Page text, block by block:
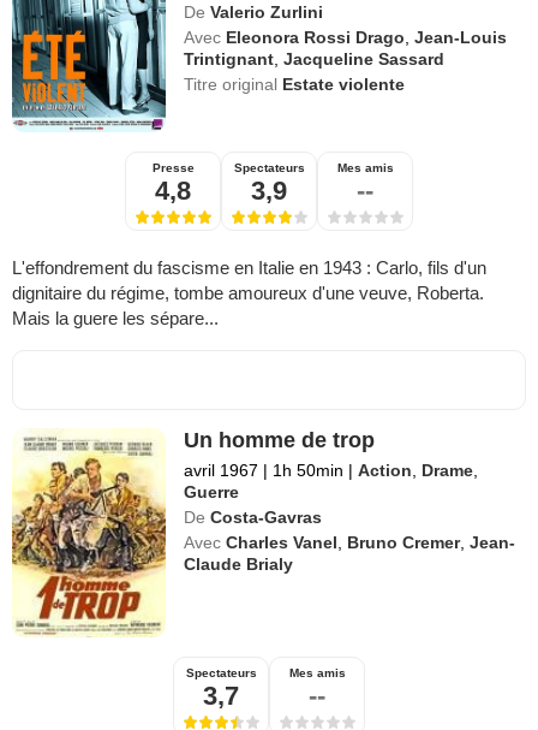
De Valerio Zurlini
Avec Eleonora Rossi Drago ,Jean-Louis
Trintignant ,Jacqueline Sassard
Titre original Estate violente
Presse
4,8
Spectateurs
3,9
Mes amis
--
L'effondrement du fascisme en Italie en 1943 : Carlo, fils d'un
dignitaire du régime, tombe amoureux d'une veuve, Roberta.
Mais la guere les sépare...
Un homme de trop
avril 1967 | 1h 50min | Action Drame
Guerre
De Costa-Gavras
Avec Charles Vanel Bruno Cremer,Jean-
Claude Brialy
Spectateurs
3,7
Mes amis
--